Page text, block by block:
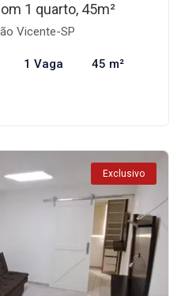
1 quarto, 45m²
Vicente-SP
1 Vaga 45 m²
Exclusivo